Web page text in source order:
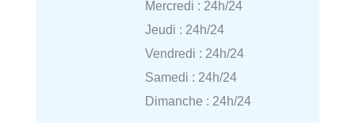
Mercredi : 24h/24
Jeudi : 24h/24
Vendredi : 24h/24
Samedi : 24h/24
Dimanche : 24h/24